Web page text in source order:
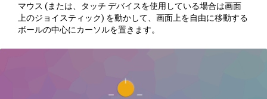
マウス (または、タッチ デバイスを使用している場合は画面
上のジョイスティック) を動かして、画面上を自由に移動する
ボールの中心にカーソルを置きます。